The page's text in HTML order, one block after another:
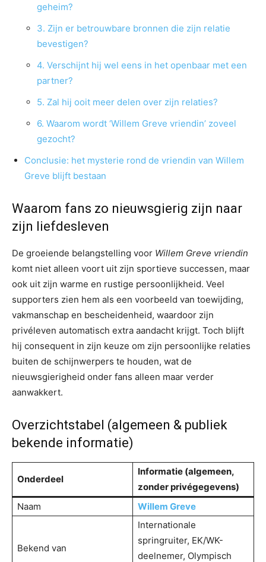
geheim?
3. Zijn er betrouwbare bronnen die zijn relatie
bevestigen?
4. Verschijnt hij wel eens in het openbaar met een
partner?
5. Zal hij ooit meer delen over zijn relaties?
6. Waarom wordt ‘Willem Greve vriendin’ zoveel
gezocht?
Conclusie: het mysterie rond de vriendin van Willem
Greve blijft bestaan
Waarom fans zo nieuwsgierig zijn naar
zijn liefdesleven
De groeiende belangstelling voor Willem Greve vriendin
komt niet alleen voort uit zijn sportieve successen, maar
ook uit zijn warme en rustige persoonlijkheid. Veel
supporters zien hem als een voorbeeld van toewijding,
vakmanschap en bescheidenheid, waardoor zijn
privéleven automatisch extra aandacht krijgt. Toch blijft
hij consequent in zijn keuze om zijn persoonlijke relaties
buiten de schijnwerpers te houden, wat de
nieuwsgierigheid onder fans alleen maar verder
aanwakkert.
Overzichtstabel (algemeen & publiek
bekende informatie)
Onderdeel
Informatie (algemeen,
zonder privégegevens)
Naam
Willem Greve
Bekend van
Internationale
springruiter, EK/WK-
deelnemer, Olympisch